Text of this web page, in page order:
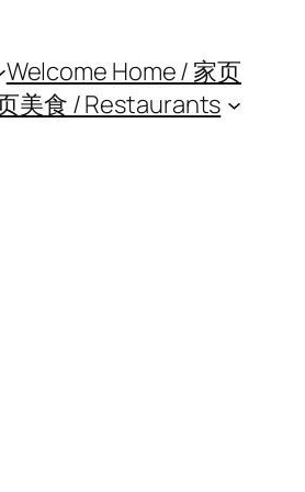
Welcome Home / 家页
美食 / Restaurants